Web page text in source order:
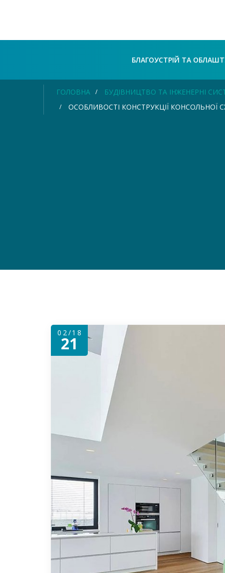
БЛАГОУСТРІЙ ТА
ГОЛОВНА БУДІВНИЦТВО ТА ІНЖЕНЕРНІ
ОСОБЛИВОСТІ КОНСТРУКЦІЇ КОНСОЛЬНОЇ
02/18
21